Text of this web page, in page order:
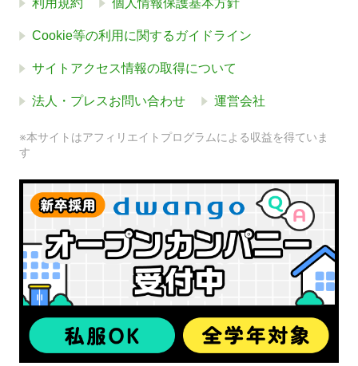
利用規約 個人情報保護基本方針
Cookie等の利用に関するガイドライン
サイトアクセス情報の取得について
法人・プレスお問い合わせ 運営会社
※本サイトはアフィリエイトプログラムによる収益を得ていま
す